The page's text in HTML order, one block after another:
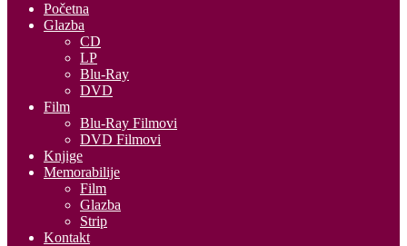
Početna
Glazba
CD
LP
Blu-Ray
DVD
Film
Blu-Ray Filmovi
DVD Filmovi
Knjige
Memorabilije
Film
Glazba
Strip
Kontakt